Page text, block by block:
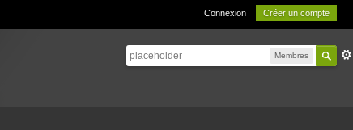
Connexion Créer un compte
Membres